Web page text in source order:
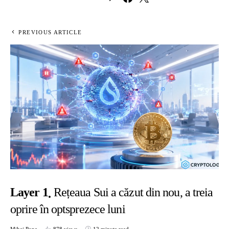
PREVIOUS ARTICLE
Layer 1 Rețeaua Sui a căzut din nou, a treia
oprire în optsprezece luni